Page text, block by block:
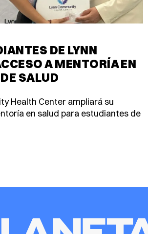
DE LYNN
A MENTORÍA EN
SALUD
Health Center ampliará su
en salud para estudiantes de